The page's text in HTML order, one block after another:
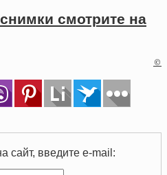
смотрите на
©
сайт, введите e-mail: